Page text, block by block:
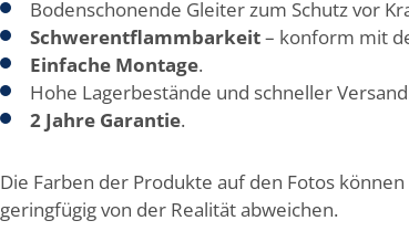
Bodenschonende Gleiter zum Schutz vor
Schwerentflammbarkeit– konform mit
Einfache Montage.
Hohe Lagerbestände und schneller
2 Jahre Garantie.
Die Farben der Produkte auf den Fotos
geringfügig von der Realität abweichen.